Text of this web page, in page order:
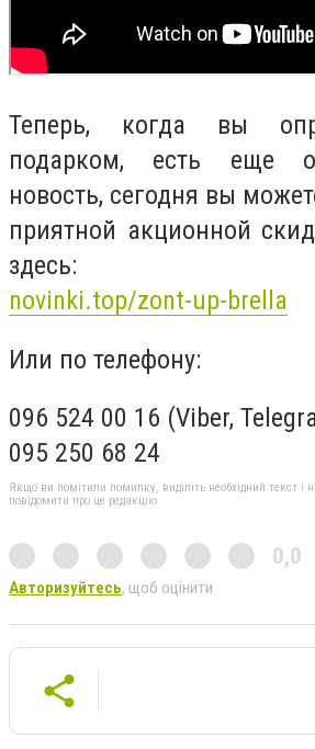
Теперь, когда вы
подарком, есть еще
новость, сегодня вы
приятной акционной
здесь:
novinki.top/zont-up-brella
Или по телефону:
096 524 00 16 (Viber,
095 250 68 24
Якщо ви помітили помилку, виділіть необхідний текст і
повідомити про це редакцію
0,0
Авторизуйтесь, щоб оцінити